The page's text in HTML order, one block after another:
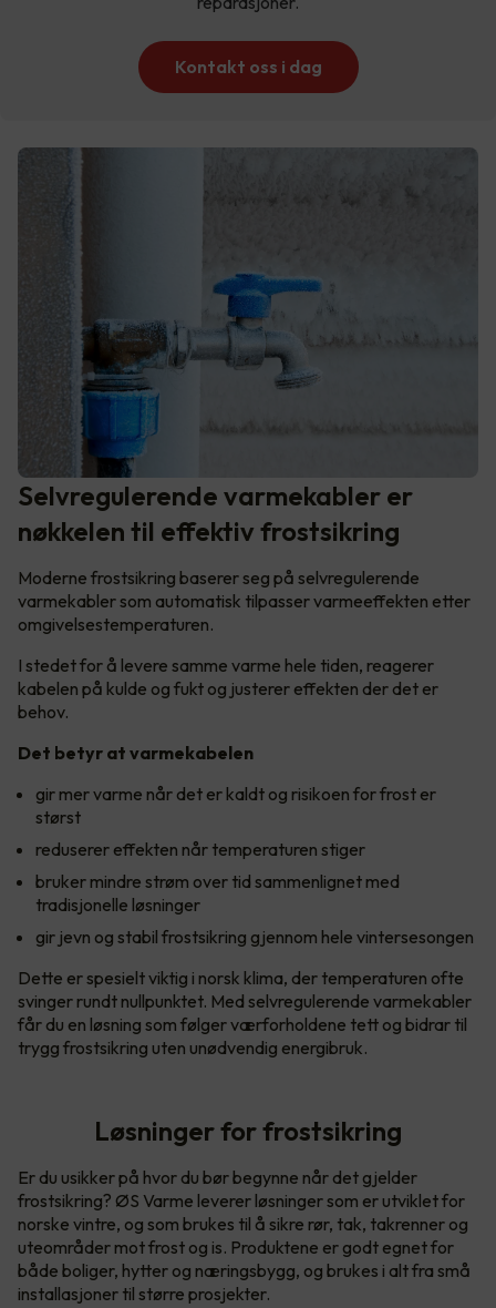
Kontakt oss i dag
Selvregulerende varmekabler er
nøkkelen til effektiv frostsikring
Moderne frostsikring baserer seg på selvregulerende
varmekabler som automatisk tilpasser varmeeffekten etter
omgivelsestemperaturen.
I stedet for å levere samme varme hele tiden, reagerer
kabelen på kulde og fukt og justerer effekten der det er
behov.
Det betyr at varmekabelen
gir mer varme når det er kaldt og risikoen for frost er
størst
reduserer effekten når temperaturen stiger
bruker mindre strøm over tid sammenlignet med
tradisjonelle løsninger
gir jevn og stabil frostsikring gjennom hele vintersesongen
Dette er spesielt viktig i norsk klima, der temperaturen ofte
svinger rundt nullpunktet. Med selvregulerende varmekabler
får du en løsning som følger værforholdene tett og bidrar til
trygg frostsikring uten unødvendig energibruk.
Løsninger for frostsikring
Er du usikker på hvor du bør begynne når det gjelder
frostsikring? ØS Varme leverer løsninger som er utviklet for
norske vintre, og som brukes til å sikre rør, tak, takrenner og
uteområder mot frost og is. Produktene er godt egnet for
både boliger, hytter og næringsbygg, og brukes i alt fra små
installasjoner til større prosjekter.